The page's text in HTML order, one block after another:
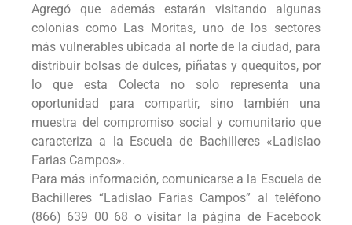
Agregó que además estarán visitando algunas
colonias como Las Moritas, uno de los sectores
más vulnerables ubicada al norte de la ciudad, para
distribuir bolsas de dulces, piñatas y quequitos, por
lo que esta Colecta no solo representa una
oportunidad para compartir, sino también una
muestra del compromiso social y comunitario que
caracteriza a la Escuela de Bachilleres «Ladislao
Farias Campos».
Para más información, comunicarse a la Escuela de
Bachilleres “Ladislao Farias Campos” al teléfono
(866) 639 00 68 o visitar la página de Facebook